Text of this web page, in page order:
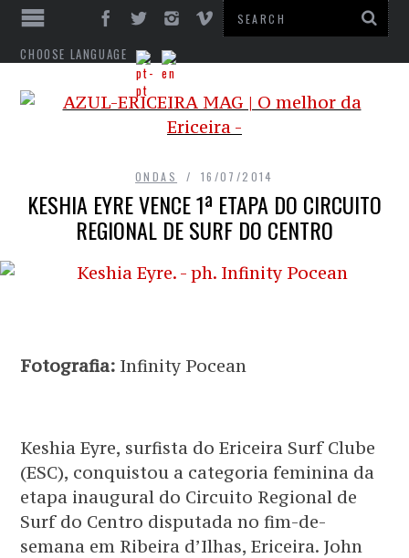
CHOOSE LANGUAGE
ONDAS 16/07/2014
KESHIA EYRE VENCE 1ª ETAPA DO CIRCUITO
REGIONAL DE SURF DO CENTRO
Fotografia: Infinity Pocean
Keshia Eyre, surfista do Ericeira Surf Clube
(ESC), conquistou a categoria feminina da
etapa inaugural do Circuito Regional de
Surf do Centro disputada no fim-de-
semana em Ribeira d’Ilhas, Ericeira. John